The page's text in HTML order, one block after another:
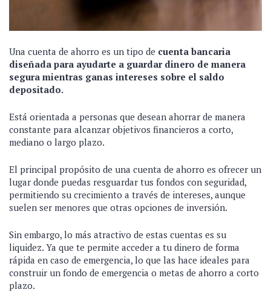
Una cuenta de ahorro es un tipo de cuenta bancaria
diseñada para ayudarte a guardar dinero de manera
segura mientras ganas intereses sobre el saldo
depositado.
Está orientada a personas que desean ahorrar de manera
constante para alcanzar objetivos financieros a corto,
mediano o largo plazo.
El principal propósito de una cuenta de ahorro es ofrecer un
lugar donde puedas resguardar tus fondos con seguridad,
permitiendo su crecimiento a través de intereses, aunque
suelen ser menores que otras opciones de inversión.
Sin embargo, lo más atractivo de estas cuentas es su
liquidez. Ya que te permite acceder a tu dinero de forma
rápida en caso de emergencia, lo que las hace ideales para
construir un fondo de emergencia o metas de ahorro a corto
plazo.